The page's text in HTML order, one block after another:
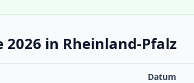
2026 in Rheinland-Pfalz
Datum